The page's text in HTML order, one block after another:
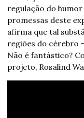
regulação do humor
promessas deste
afirma que tal
regiões do cérebro
Não é fantástico?
projeto, Rosalind